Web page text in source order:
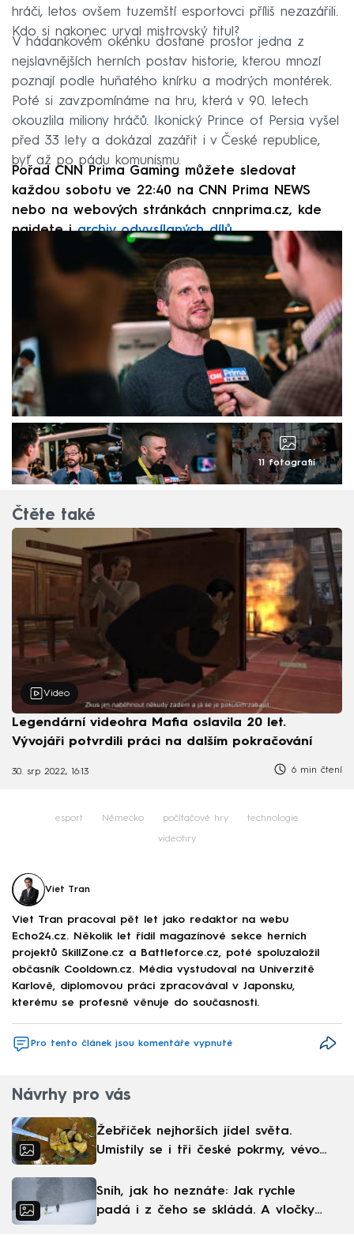
hráči, letos ovšem tuzemští esportovci příliš nezazářili.
Kdo si nakonec urval mistrovský titul?
V hádankovém okénku dostane prostor jedna z
nejslavnějších herních postav historie, kterou mnozí
poznají podle huňatého knírku a modrých montérek.
Poté si zavzpomínáme na hru, která v 90. letech
okouzlila miliony hráčů. Ikonický Prince of Persia vyšel
před 33 lety a dokázal zazářit i v České republice,
byť až po pádu komunismu.
Pořad CNN Prima Gaming můžete sledovat
každou sobotu ve 22:40 na CNN Prima NEWS
nebo na webových stránkách cnnprima.cz, kde
najdete iarchiv odvysílaných dílů.
11 fotografií
Čtěte také
Video
Legendární videohra Mafia oslavila 20 let.
Vývojáři potvrdili práci na dalším pokračování
30. srp 2022, 16:13 6 min čtení
esport Německo počítačové hry technologie
videohry
Viet Tran
Viet Tran pracoval pět let jako redaktor na webu
Echo24.cz. Několik let řídil magazínové sekce herních
projektů SkillZone.cz a Battleforce.cz, poté spoluzaložil
občasník Cooldown.cz. Média vystudoval na Univerzitě
Karlově, diplomovou práci zpracovával v Japonsku,
kterému se profesně věnuje do současnosti.
Pro tento článek jsou komentáře vypnuté
Návrhy pro vás
Žebříček nejhorších jídel světa.
Umístily se i tři české pokrmy, vévodí
Sníh, jak ho neznáte: Jak rychle
padá i z čeho se skládá. A vločky